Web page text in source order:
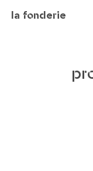
la fonderie